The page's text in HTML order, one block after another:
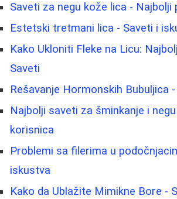
Saveti za negu kože lica - Najbolji
Estetski tretmani lica - Saveti i
Kako Ukloniti Fleke na Licu:
Saveti
Rešavanje Hormonskih Bubuljica
Najbolji saveti za šminkanje i
korisnica
Problemi sa filerima u
iskustva
Kako da Ublažite Mimikne Bore -